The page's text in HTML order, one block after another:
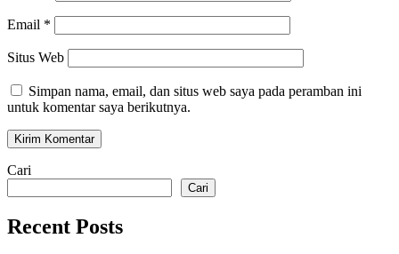
Email *
Situs Web
Simpan nama, email, dan situs web saya pada peramban ini
untuk komentar saya berikutnya.
Cari
Cari
Recent Posts